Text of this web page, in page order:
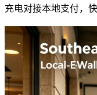
充电对接本地支付，